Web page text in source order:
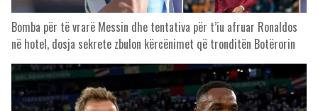
Bomba për të vrarë Messin dhe tentativa për t’iu afruar Ronaldos
në hotel, dosja sekrete zbulon kërcënimet që tronditën Botërorin